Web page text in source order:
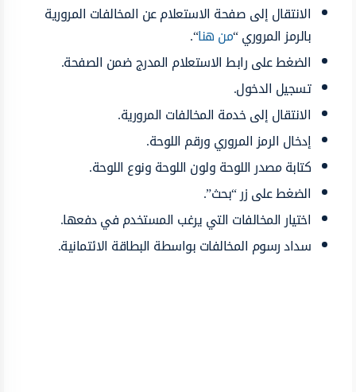
الانتقال إلى صفحة الاستعلام عن المخالفات المرورية
بالرمز المروري “من هنا“.
الضغط على رابط الاستعلام المدرج ضمن الصفحة.
تسجيل الدخول.
الانتقال إلى خدمة المخالفات المرورية.
إدخال الرمز المروري ورقم اللوحة.
كتابة مصدر اللوحة ولون اللوحة ونوع اللوحة.
الضغط على زر “بحث”.
اختيار المخالفات التي يرغب المستخدم في دفعها.
سداد رسوم المخالفات بواسطة البطاقة الائتمانية.